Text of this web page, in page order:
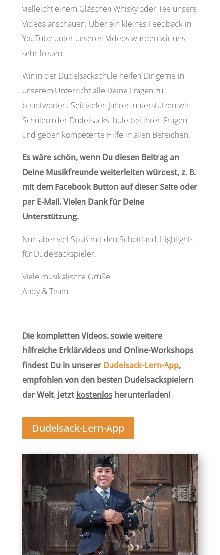
vielleicht einem Gläschen Whisky oder Tee unsere
Videos anschauen. Über ein kleines Feedback in
YouTube unter unseren Videos würden wir uns
sehr freuen.
Wir in der Dudelsackschule helfen Dir gerne in
unserem Unterricht alle Deine Fragen zu
beantworten. Seit vielen Jahren unterstützen wir
Schülern der Dudelsackschule bei ihren Fragen
und geben kompetente Hilfe in allen Bereichen.
Es wäre schön, wenn Du diesen Beitrag an
Deine Musikfreunde weiterleiten würdest, z. B.
mit dem Facebook Button auf dieser Seite oder
per E-Mail. Vielen Dank für Deine
Unterstützung.
Nun aber viel Spaß mit den Schottland-Highlights
für Dudelsackspieler.
Viele musikalische Grüße
Andy & Team
Die kompletten Videos, sowie weitere
hilfreiche Erklärvideos und Online-Workshops
findest Du in unserer Dudelsack-Lern-App,
empfohlen von den besten Dudelsackspielern
der Welt. Jetztkostenlosherunterladen!
Dudelsack-Lern-App